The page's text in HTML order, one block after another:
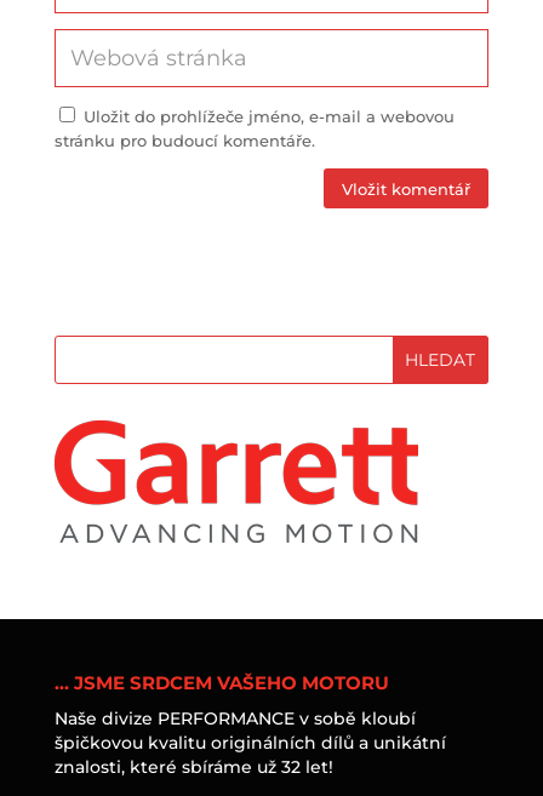
Uložit do prohlížeče jméno, e-mail a webovou
stránku pro budoucí komentáře.
… JSME SRDCEM VAŠEHO MOTORU
Naše divize PERFORMANCE v sobě kloubí
špičkovou kvalitu originálních dílů a unikátní
znalosti, které sbíráme už 32 let!